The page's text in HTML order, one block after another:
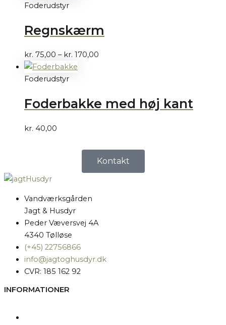
Foderudstyr
Regnskærm
kr. 75,00 – kr. 170,00
Foderudstyr
Foderbakke med høj kant
kr. 40,00
Kontakt
Vandværksgården
Jagt & Husdyr
Peder Væversvej 4A
4340 Tølløse
(+45) 22756866
info@jagtoghusdyr.dk
CVR: 185 162 92
INFORMATIONER